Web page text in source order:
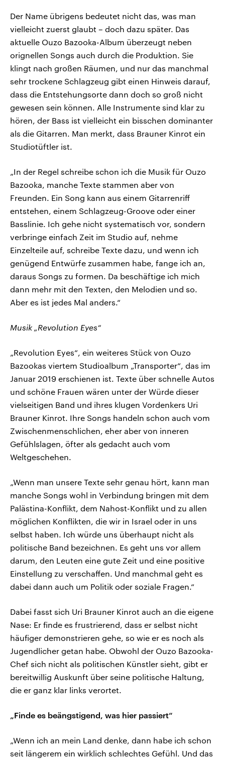
Der Name übrigens bedeutet nicht das, was man
vielleicht zuerst glaubt – doch dazu später. Das
aktuelle Ouzo Bazooka-Album überzeugt neben
orignellen Songs auch durch die Produktion. Sie
klingt nach großen Räumen, und nur das manchmal
sehr trockene Schlagzeug gibt einen Hinweis darauf,
dass die Entstehungsorte dann doch so groß nicht
gewesen sein können. Alle Instrumente sind klar zu
hören, der Bass ist vielleicht ein bisschen dominanter
als die Gitarren. Man merkt, dass Brauner Kinrot ein
Studiotüftler ist.
„In der Regel schreibe schon ich die Musik für Ouzo
Bazooka, manche Texte stammen aber von
Freunden. Ein Song kann aus einem Gitarrenriff
entstehen, einem Schlagzeug-Groove oder einer
Basslinie. Ich gehe nicht systematisch vor, sondern
verbringe einfach Zeit im Studio auf, nehme
Einzelteile auf, schreibe Texte dazu, und wenn ich
genügend Entwürfe zusammen habe, fange ich an,
daraus Songs zu formen. Da beschäftige ich mich
dann mehr mit den Texten, den Melodien und so.
Aber es ist jedes Mal anders.“
Musik „Revolution Eyes“
„Revolution Eyes“, ein weiteres Stück von Ouzo
Bazookas viertem Studioalbum „Transporter“, das im
Januar 2019 erschienen ist. Texte über schnelle Autos
und schöne Frauen wären unter der Würde dieser
vielseitigen Band und ihres klugen Vordenkers Uri
Brauner Kinrot. Ihre Songs handeln schon auch vom
Zwischenmenschlichen, eher aber von inneren
Gefühlslagen, öfter als gedacht auch vom
Weltgeschehen.
„Wenn man unsere Texte sehr genau hört, kann man
manche Songs wohl in Verbindung bringen mit dem
Palästina-Konflikt, dem Nahost-Konflikt und zu allen
möglichen Konflikten, die wir in Israel oder in uns
selbst haben. Ich würde uns überhaupt nicht als
politische Band bezeichnen. Es geht uns vor allem
darum, den Leuten eine gute Zeit und eine positive
Einstellung zu verschaffen. Und manchmal geht es
dabei dann auch um Politik oder soziale Fragen.“
Dabei fasst sich Uri Brauner Kinrot auch an die eigene
Nase: Er finde es frustrierend, dass er selbst nicht
häufiger demonstrieren gehe, so wie er es noch als
Jugendlicher getan habe. Obwohl der Ouzo Bazooka-
Chef sich nicht als politischen Künstler sieht, gibt er
bereitwillig Auskunft über seine politische Haltung,
die er ganz klar links verortet.
„Finde es beängstigend, was hier passiert“
„Wenn ich an mein Land denke, dann habe ich schon
seit längerem ein wirklich schlechtes Gefühl. Und das